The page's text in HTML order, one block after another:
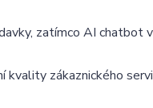
zatímco AI chatbot
kvality zákaznického